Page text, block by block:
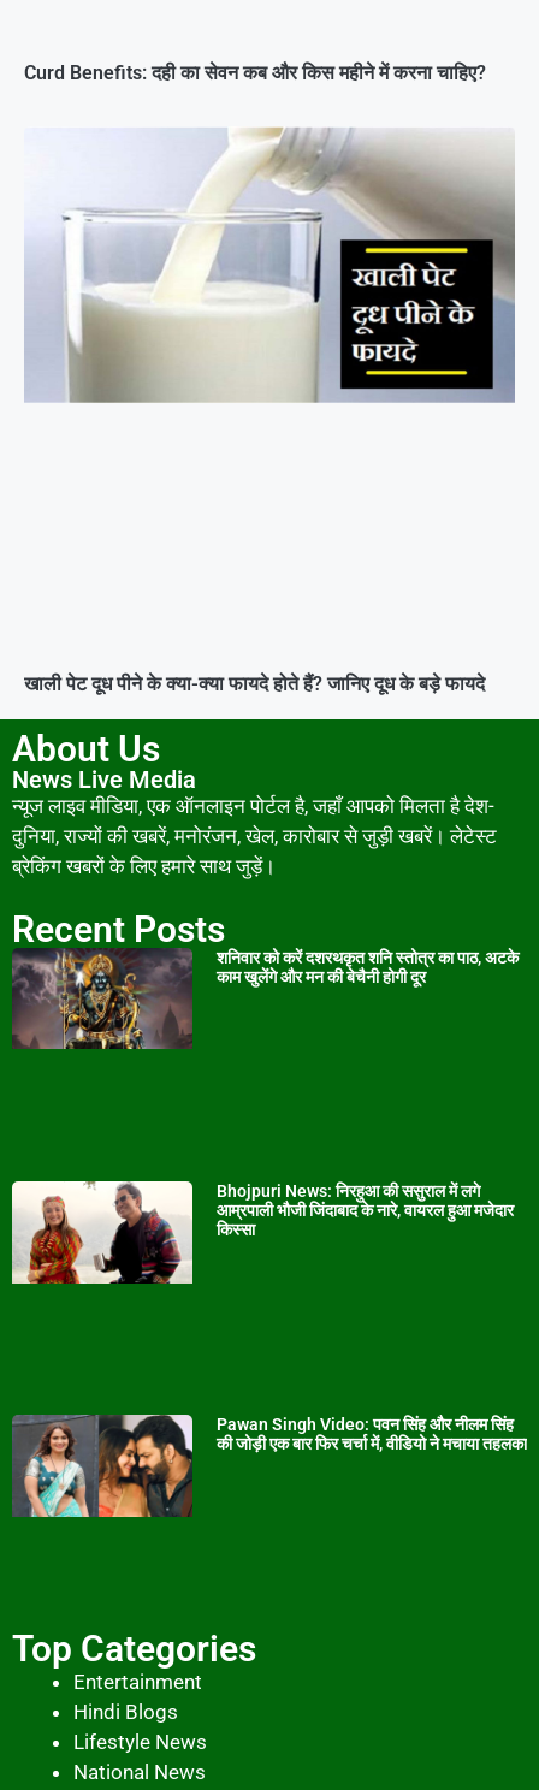
Curd Benefits: दही का सेवन कब और किस महीने में करना चाहिए?
खाली पेट दूध पीने के क्या-क्या फायदे होते हैं? जानिए दूध के बड़े फायदे
About Us
News Live Media
न्यूज लाइव मीडिया, एक ऑनलाइन पोर्टल है, जहाँ आपको मिलता है देश-
दुनिया, राज्यों की खबरें, मनोरंजन, खेल, कारोबार से जुड़ी खबरें। लेटेस्ट
ब्रेकिंग खबरों के लिए हमारे साथ जुड़ें।
Recent Posts
शनिवार को करें दशरथकृत शनि स्तोत्र का पाठ, अटके
काम खुलेंगे और मन की बेचैनी होगी दूर
Bhojpuri News: निरहुआ की ससुराल में लगे
आम्रपाली भौजी जिंदाबाद के नारे, वायरल हुआ मजेदार
किस्सा
Pawan Singh Video: पवन सिंह और नीलम सिंह
की जोड़ी एक बार फिर चर्चा में, वीडियो ने मचाया तहलका
Top Categories
Entertainment
Hindi Blogs
Lifestyle News
National News